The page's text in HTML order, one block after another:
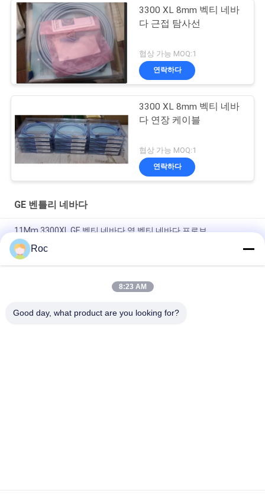
3300 XL 8mm 벡티 네바
다 근접 탐사선
협상 가능 MOQ:1
연락하다
3300 XL 8mm 벡티 네바
다 연장 케이블
협상 가능 MOQ:1
연락하다
GE 벤틀리 네바다
11Mm 3300XL GE 벡티 네바다 역 벡티 네바다 프로브
50mm 3300XL 벡티 네바다 근접 탐사 330709-000-050-10-02-
00
8.0 미터 3300 XL 11Mm GE 벡티 네바다 진동 탐사 330730-080-
Roc
8:23 AM
Good day, what product are you looking for?